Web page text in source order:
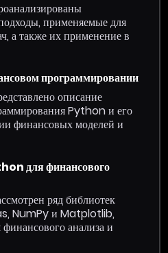
применяемые для
а также их применение в
программировании
описание
Python и его
финансовых моделей и
для финансового
ряд библиотек
NumPy и Matplotlib,
анализа и